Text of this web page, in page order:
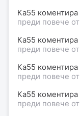
Ка55
преди повече
Ка55
преди повече
Ка55
преди повече
Ка55
преди повече